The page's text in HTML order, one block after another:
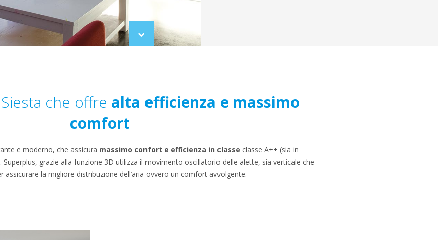
Scroll
to
che offre alta efficienza e massimo
comfort
e moderno, che assicura massimo confort e efficienza in classe classe A++ (sia in
grazie alla funzione 3D utilizza il movimento oscillatorio delle alette, sia verticale che
assicurare la migliore distribuzione dell’aria ovvero un comfort avvolgente.